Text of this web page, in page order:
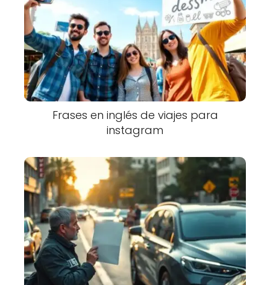
Frases en inglés de viajes para
instagram